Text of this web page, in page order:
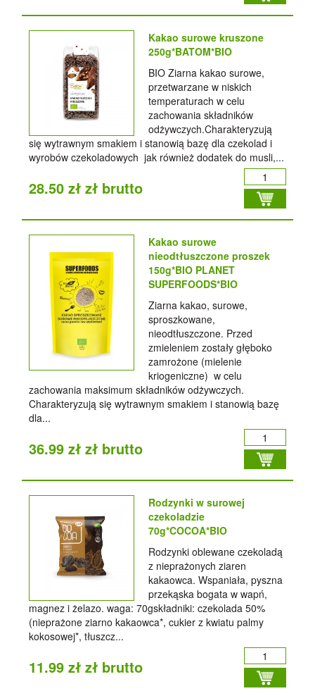
Kakao surowe kruszone
250g*BATOM*BIO
BIO Ziarna kakao surowe,
przetwarzane w niskich
temperaturach w celu
zachowania składników
odżywczych.Charakteryzują
się wytrawnym smakiem i stanowią bazę dla czekolad i
wyrobów czekoladowych jak również dodatek do musli,...
28.50 zł zł brutto
Kakao surowe
nieodtłuszczone proszek
150g*BIO PLANET
SUPERFOODS*BIO
Ziarna kakao, surowe,
sproszkowane,
nieodtłuszczone. Przed
zmieleniem zostały głęboko
zamrożone (mielenie
kriogeniczne) w celu
zachowania maksimum składników odżywczych.
Charakteryzują się wytrawnym smakiem i stanowią bazę
dla...
36.99 zł zł brutto
Rodzynki w surowej
czekoladzie
70g*COCOA*BIO
Rodzynki oblewane czekoladą
z nieprażonych ziaren
kakaowca. Wspaniała, pyszna
przekąska bogata w wapń,
magnez i żelazo. waga: 70gskładniki: czekolada 50%
(nieprażone ziarno kakaowca*, cukier z kwiatu palmy
kokosowej*, tłuszcz...
11.99 zł zł brutto